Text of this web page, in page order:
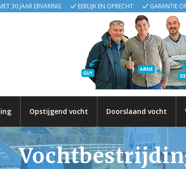
30 JAAR ERVARING EERLIJK EN OPRECHT GARANTIE
Opstijgend vocht Doorslaand vocht